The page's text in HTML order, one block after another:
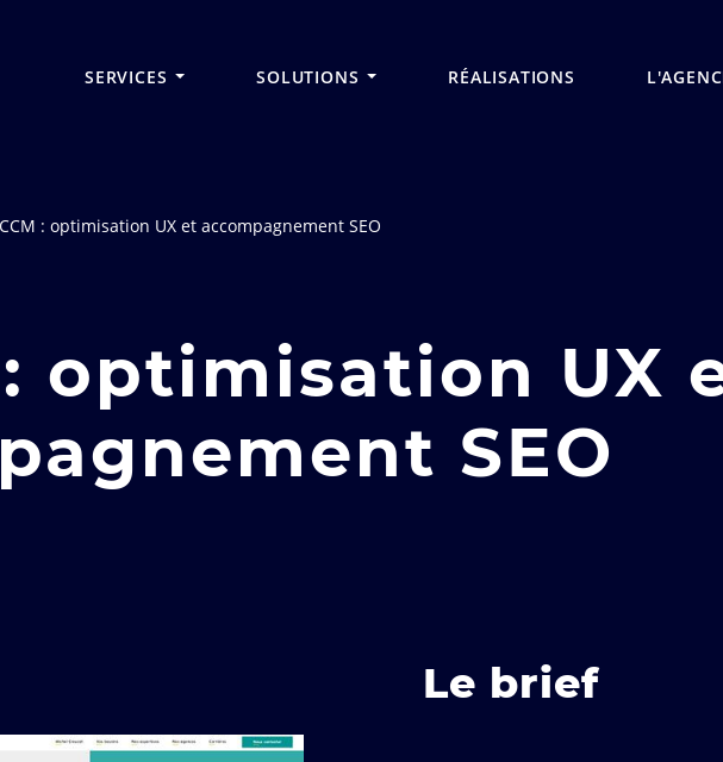
principal
SERVICES SOLUTIONS RÉALISATIONS
: optimisation UX et accompagnement SEO
: optimisation UX
SEO
Le brief